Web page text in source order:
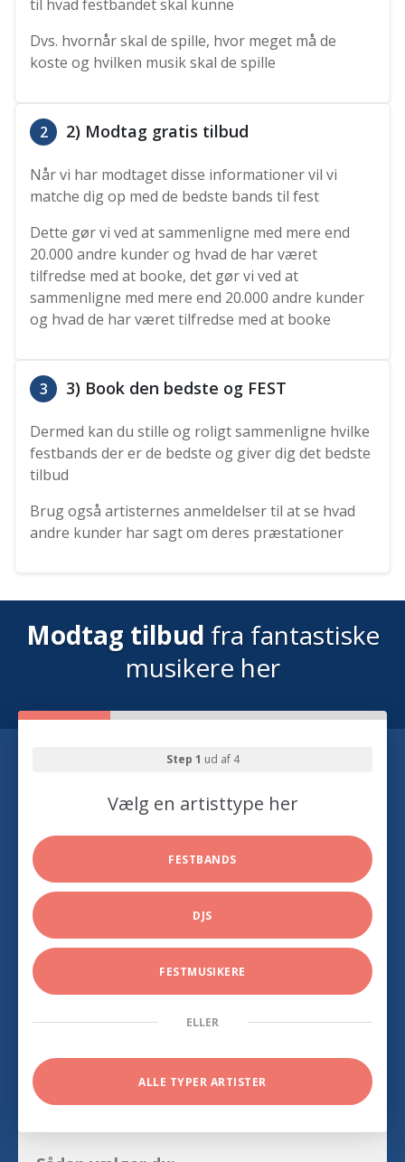
til hvad festbandet skal kunne
Dvs. hvornår skal de spille, hvor meget må de
koste og hvilken musik skal de spille
2 2) Modtag gratis tilbud
Når vi har modtaget disse informationer vil vi
matche dig op med de bedste bands til fest
Dette gør vi ved at sammenligne med mere end
20.000 andre kunder og hvad de har været
tilfredse med at booke, det gør vi ved at
sammenligne med mere end 20.000 andre kunder
og hvad de har været tilfredse med at booke
3 3) Book den bedste og FEST
Dermed kan du stille og roligt sammenligne hvilke
festbands der er de bedste og giver dig det bedste
tilbud
Brug også artisternes anmeldelser til at se hvad
andre kunder har sagt om deres præstationer
Modtag tilbud fra fantastiske
musikere her
Step 1 ud af 4
Vælg en artisttype her
FESTBANDS
DJS
FESTMUSIKERE
ELLER
ALLE TYPER ARTISTER